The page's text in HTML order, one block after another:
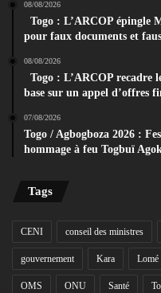
08/08/2026
Togo : L’ARCOP épingle
pour faux documents et
08/08/2026
Togo : L’ARCOP recadre
base sur un appel d’offres
07/08/2026
Togo / Agbogboza 2026 :
hommage à feu Togbuï
Tags
CENI conseil des ministres
gouvernement Kara Lomé
OMS ONU Santé